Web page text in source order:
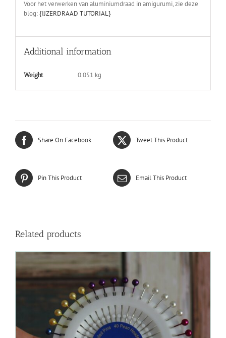
Voor het verwerken van aluminiumdraad in amigurumi, zie deze
blog:{IJZERDRAAD TUTORIAL}
Additional information
Weight 0.051 kg
Share On Facebook Tweet This Product
Pin This Product Email This Product
Related products